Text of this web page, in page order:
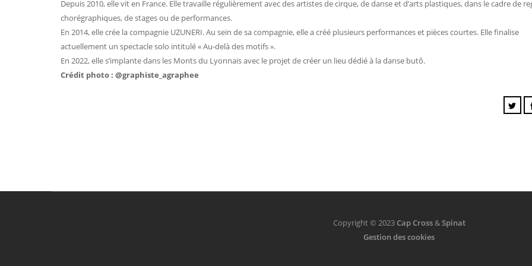
Depuis 2010, elle vit en France. Elle travaille régulièrement avec des artistes de cirque, de danse et d’arts plastiques, dans le cadre de
chorégraphiques, de stages ou de performances.
En 2014, elle crée la compagnie UZUNERI. Au sein de sa compagnie, elle a créé plusieurs performances et pièces courtes. Elle finalise
actuellement un spectacle solo intitulé « Au-delà des motifs ».
En 2022, elle s’implante dans les Monts du Lyonnais avec le projet de créer un lieu dédié à la danse butô.
Crédit photo : @graphiste_agraphee
Copyright © 2023 Cap Cross&Spinat
Gestion des cookies